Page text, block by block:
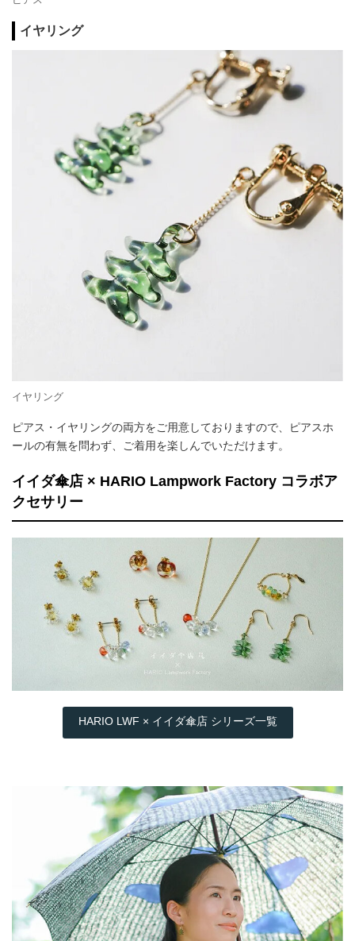
イヤリング
イヤリング
ピアス・イヤリングの両方をご用意しておりますので、ピアスホ
ールの有無を問わず、ご着用を楽しんでいただけます。
イイダ傘店 × HARIO Lampwork Factory コラボア
クセサリー
HARIO LWF × イイダ傘店 シリーズ一覧